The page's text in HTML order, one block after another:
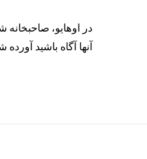
در اوهایو،
آنها آگاه باشید